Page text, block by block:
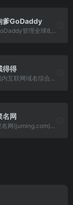
爹GoDaddy
GoDaddy管理全球8,200+万域名，受2,000+万客户信赖。提供域名注册申请,域名查询,域名买卖交易,域名转移,虚拟主机,VPS服务器,SSL证书,网站安全防护,企业邮箱,网站 建设等一站式服务。购买域名,海外主机,外贸建站请访问GoDaddy官网
得得
国内互联网域名综合服务平台,涵盖了域名注册查询、到期域名抢注、域名买卖交易、域名续费管理等多项业务。
名网
聚名网(juming.com)国内互联网域名综合服务平台，涵盖了域名注册查询、到期域名抢注、域名买卖交易、域名续费管理等多项业务。聚名致力于打造最好的域名交易平台 ，聚名，让域名创造更多价值！